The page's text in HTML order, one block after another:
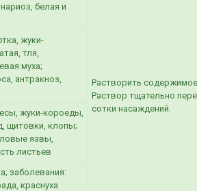
белая и
Растворить
Раствор тщательно
сотки насаждений.
жуки-
тля,
муха;
антракноз,
жуки-короеды,
щитовки, клопы;
язвы,
листьев
заболевания:
краснуха